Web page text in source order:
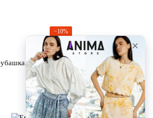
Шелковое платье-рубашка с абстрактным принтом Ermanno Scervino
−10%
Артикул: 2
Ermanno Scervino
Шелковое платье-рубашка с абстрактным принтом Ermanno Scervino
23 670 грн
26 300 грн
В наличии
Купить